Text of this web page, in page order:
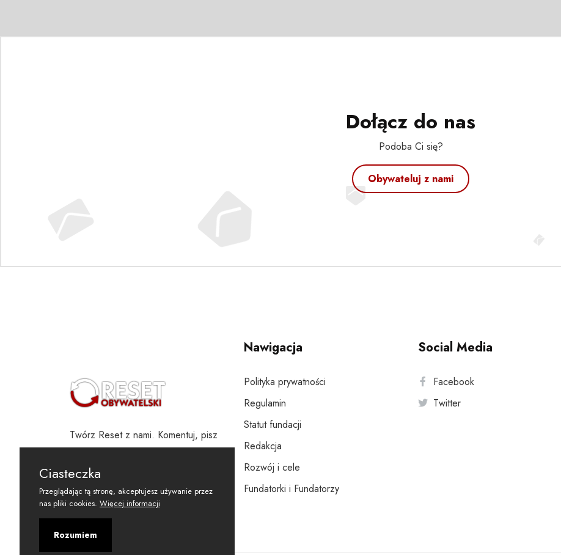
Dołącz do nas
Podoba Ci się?
Obywateluj z nami
Twórz Reset z nami. Komentuj, pisz
i wspieraj
Nawigacja
Polityka prywatności
Regulamin
Statut fundacji
Redakcja
Rozwój i cele
Fundatorki i Fundatorzy
Social Media
Facebook
Twitter
Ciasteczka
Przeglądając tą stronę, akceptujesz używanie przez
nas pliki cookies. Więcej informacji
Rozumiem